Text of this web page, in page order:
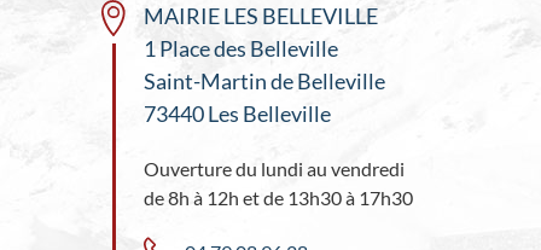
MAIRIE LES BELLEVILLE
1 Place des Belleville
Saint-Martin de Belleville
73440 Les Belleville
Ouverture du lundi au vendredi
de 8h à 12h et de 13h30 à 17h30